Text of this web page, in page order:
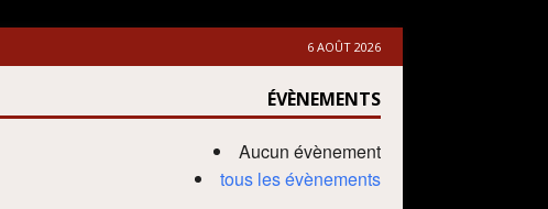
6 AOÛT 2026
ÉVÈNEMENTS
Aucun évènement
tous les évènements